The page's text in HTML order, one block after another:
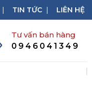
| TIN TỨC | LIÊN HỆ
Tư vấn bán hàng
0946041349